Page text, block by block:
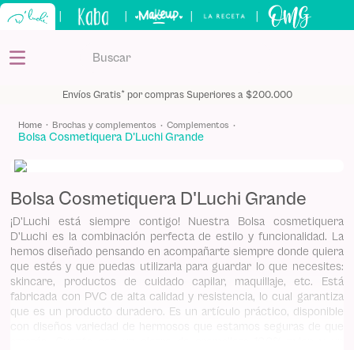
Envíos Gratis* por compras Superiores a $200.000
brochas y complementos complementos
Bolsa Cosmetiquera D'Luchi Grande
Bolsa Cosmetiquera D'Luchi Grande
¡D'Luchi está siempre contigo! Nuestra Bolsa cosmetiquera
D'Luchi es la combinación perfecta de estilo y funcionalidad. La
hemos diseñado pensando en acompañarte siempre donde quiera
que estés y que puedas utilizarla para guardar lo que necesites:
skincare, productos de cuidado capilar, maquillaje, etc. Está
fabricada con PVC de alta calidad y resistencia, lo cual garantiza
que es un producto duradero. Es un artículo práctico, disponible
TÉRMINOS MÁS BUSCADOS
2.
shampoo
3.
4.
keratina
5. tónico